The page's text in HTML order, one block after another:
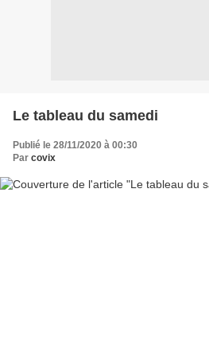
Le tableau du samedi
Publié le 28/11/2020 à 00:30
Par covix